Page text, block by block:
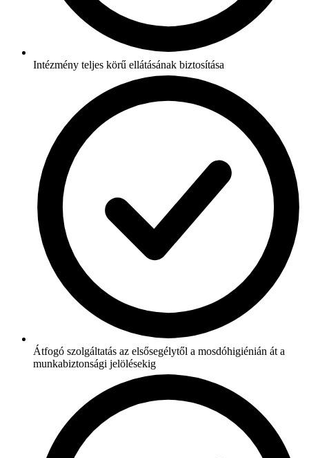
Intézmény teljes körű ellátásának biztosítása
Átfogó szolgáltatás az elsősegélytől a mosdóhigiénián át a
munkabiztonsági jelölésekig